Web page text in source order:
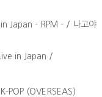
Japan - RPM - / 나고야
in Japan /
POP (OVERSEAS)